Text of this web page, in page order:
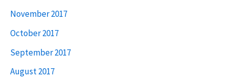
November 2017
October 2017
September 2017
August 2017